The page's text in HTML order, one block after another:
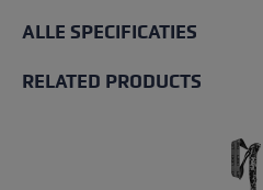
ALLE SPECIFICATIES
RELATED PRODUCTS